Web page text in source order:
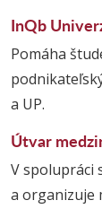
InQb
Pomáha
a UP.
Útvar
V spolupráci
a organizuje